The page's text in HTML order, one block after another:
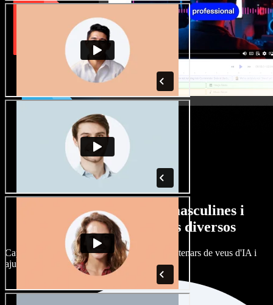
Gran varietat de veus masculines i
femenines amb accents diversos
Cap projecte ha de sonar igual. Tria entre centenars de veus d'IA i
ajusta'n l’accent.